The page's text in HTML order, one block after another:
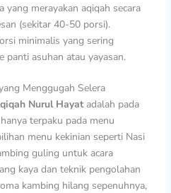
merayakan aqiqah secara
(sekitar 40-50 porsi).
minimalis yang sering
panti asuhan atau yayasan.
Menggugah Selera
Nurul Hayatadalah pada
terpaku pada menu
menu kekinian seperti Nasi
guling untuk acara
kaya dan teknik pengolahan
kambing hilang sepenuhnya,